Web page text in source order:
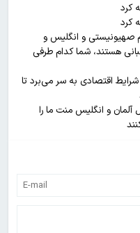
کرد
کرد
صهیونیستی و انگلیس و
هستند، شما کدام طرفی
شرایط اقتصادی به سر می‌برد تا
آلمان و انگلیس منت ما را